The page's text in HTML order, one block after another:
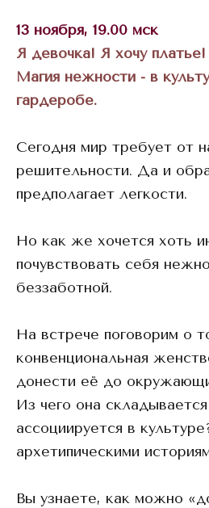
13 ноября, 19.00 мск
Я девочка! Я хочу платье!
Магия нежности - в
гардеробе.
Сегодня мир требует от
решительности. Да и
предполагает легкости.
Но как же хочется хоть
почувствовать себя
беззаботной.
На встрече поговорим о
конвенциональная
донести её до
Из чего она
ассоциируется в
архетипическими
Вы узнаете, как можно